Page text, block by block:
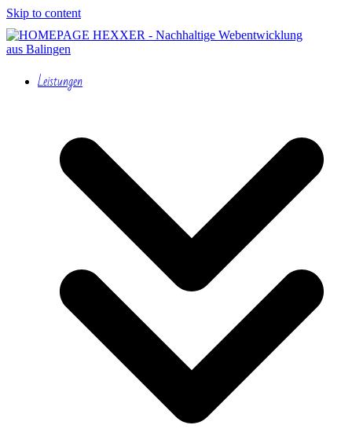
Skip to content
Leistungen